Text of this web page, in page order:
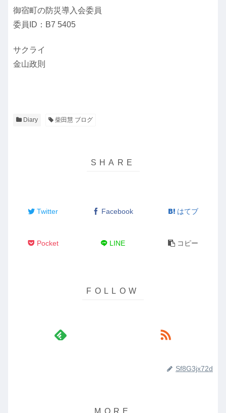
御宿町の防災導入会委員
委員ID：B7 5405
サクライ
金山政則
Diary 柴田慧 ブログ
Twitter Facebook はてブ
Pocket LINE コピー
Sf8G3jx72d